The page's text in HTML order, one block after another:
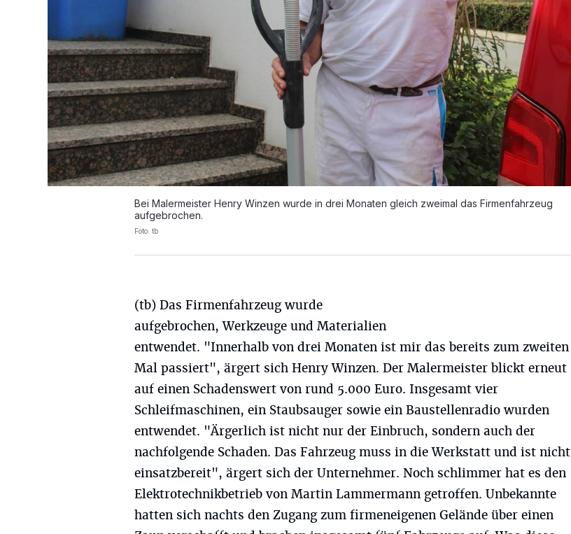
Bei Malermeister Henry Winzen wurde in drei Monaten gleich zweimal das Firmenfahrzeug
aufgebrochen.
Foto: tb
(tb) Das Firmenfahrzeug wurde
aufgebrochen, Werkzeuge und Materialien
entwendet. "Innerhalb von drei Monaten ist mir das bereits zum zweiten
Mal passiert", ärgert sich Henry Winzen. Der Malermeister blickt erneut
auf einen Schadenswert von rund 5.000 Euro. Insgesamt vier
Schleifmaschinen, ein Staubsauger sowie ein Baustellenradio wurden
entwendet. "Ärgerlich ist nicht nur der Einbruch, sondern auch der
nachfolgende Schaden. Das Fahrzeug muss in die Werkstatt und ist nicht
einsatzbereit", ärgert sich der Unternehmer. Noch schlimmer hat es den
Elektrotechnikbetrieb von Martin Lammermann getroffen. Unbekannte
hatten sich nachts den Zugang zum firmeneigenen Gelände über einen